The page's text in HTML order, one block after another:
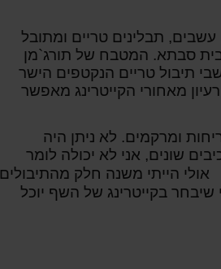
תבלינים טריים ומתובל
סבתא. המטבח של תורג`מן
תיבול טריים הנקטפים הישר
מאחורי הקייטרינג מאפשר
ומרקמים. לא ניתן היה
שונים, אני לא יכולה לומר
אולי הייתי משנה חלק מהתיבולים
בקייטרינג של השף יוכל